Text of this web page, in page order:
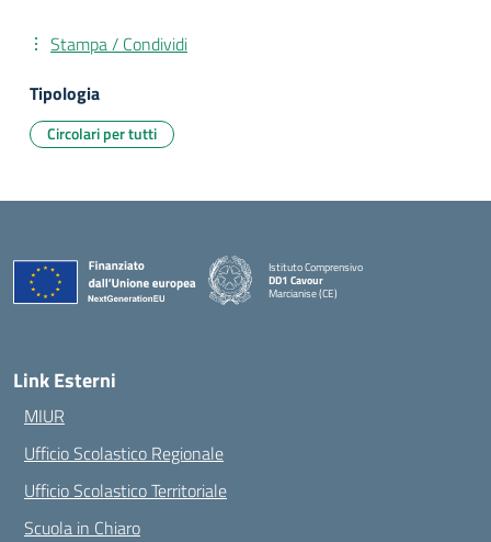
Stampa / Condividi
Tipologia
Circolari per tutti
Istituto Comprensivo
DD1 Cavour
Marcianise (CE)
Link Esterni
MIUR
Ufficio Scolastico Regionale
Ufficio Scolastico Territoriale
Scuola in Chiaro